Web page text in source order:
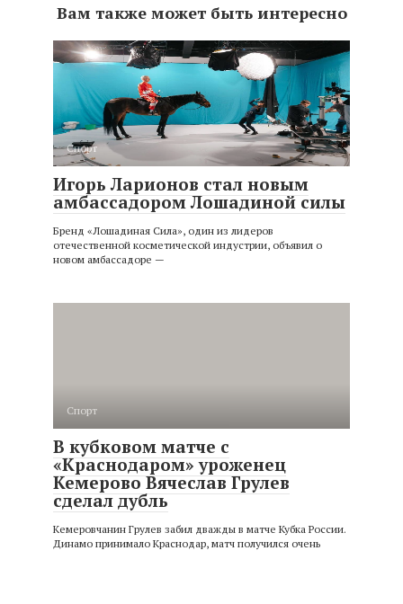
Вам также может быть интересно
Спорт
Игорь Ларионов стал новым
амбассадором Лошадиной силы
Бренд «Лошадиная Сила», один из лидеров
отечественной косметической индустрии, объявил о
новом амбассадоре —
Спорт
В кубковом матче с
«Краснодаром» уроженец
Кемерово Вячеслав Грулев
сделал дубль
Кемеровчанин Грулев забил дважды в матче Кубка России.
Динамо принимало Краснодар, матч получился очень